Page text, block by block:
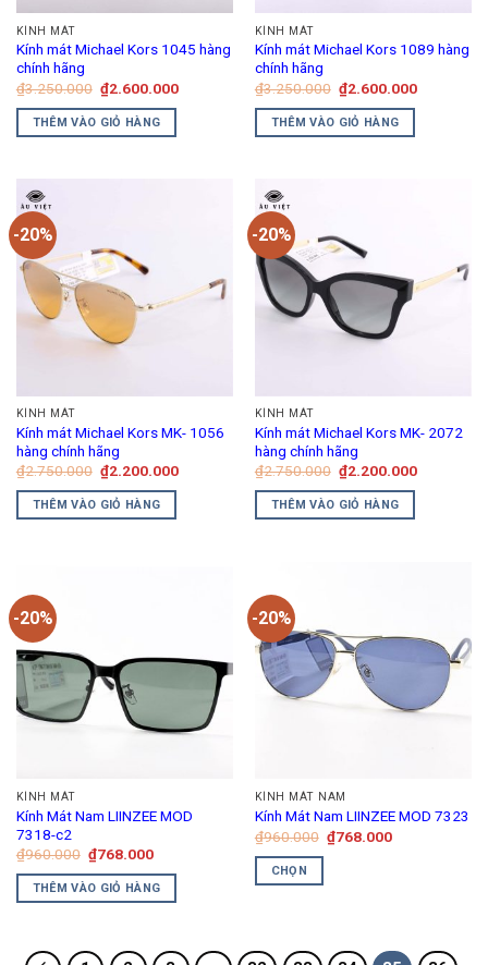
KÍNH MÁT
Kính mát Michael Kors 1045 hàng
chính hãng
₫3.250.000 Giá
gốc
là:
₫3.250.000.
₫2.600.000Giá
THÊM VÀO GIỎ HÀNG
KÍNH MÁT
Kính mát Michael Kors 1089 hàng
chính hãng
₫3.250.000 Giá
gốc
là:
₫3.250.000.
₫2.600.000Giá
THÊM VÀO GIỎ HÀNG
-20%
KÍNH MÁT
Kính mát Michael Kors MK- 1056
hàng chính hãng
₫2.750.000 Giá
gốc
là:
₫2.750.000.
₫2.200.000Giá
THÊM VÀO GIỎ HÀNG
-20%
KÍNH MÁT
Kính mát Michael Kors MK- 2072
hàng chính hãng
₫2.750.000 Giá
gốc
là:
₫2.750.000.
₫2.200.000Giá
THÊM VÀO GIỎ HÀNG
-20%
KÍNH MÁT
Kính Mát Nam LIINZEE MOD
7318-c2
₫960.000 Giá
gốc
là:
₫960.000.
₫768.000Giá
tại
là:
THÊM VÀO GIỎ HÀNG
-20%
KÍNH MÁT NAM
Kính Mát Nam LIINZEE MOD 7323
₫960.000 Giá
gốc
₫768.000Giá
CHỌN